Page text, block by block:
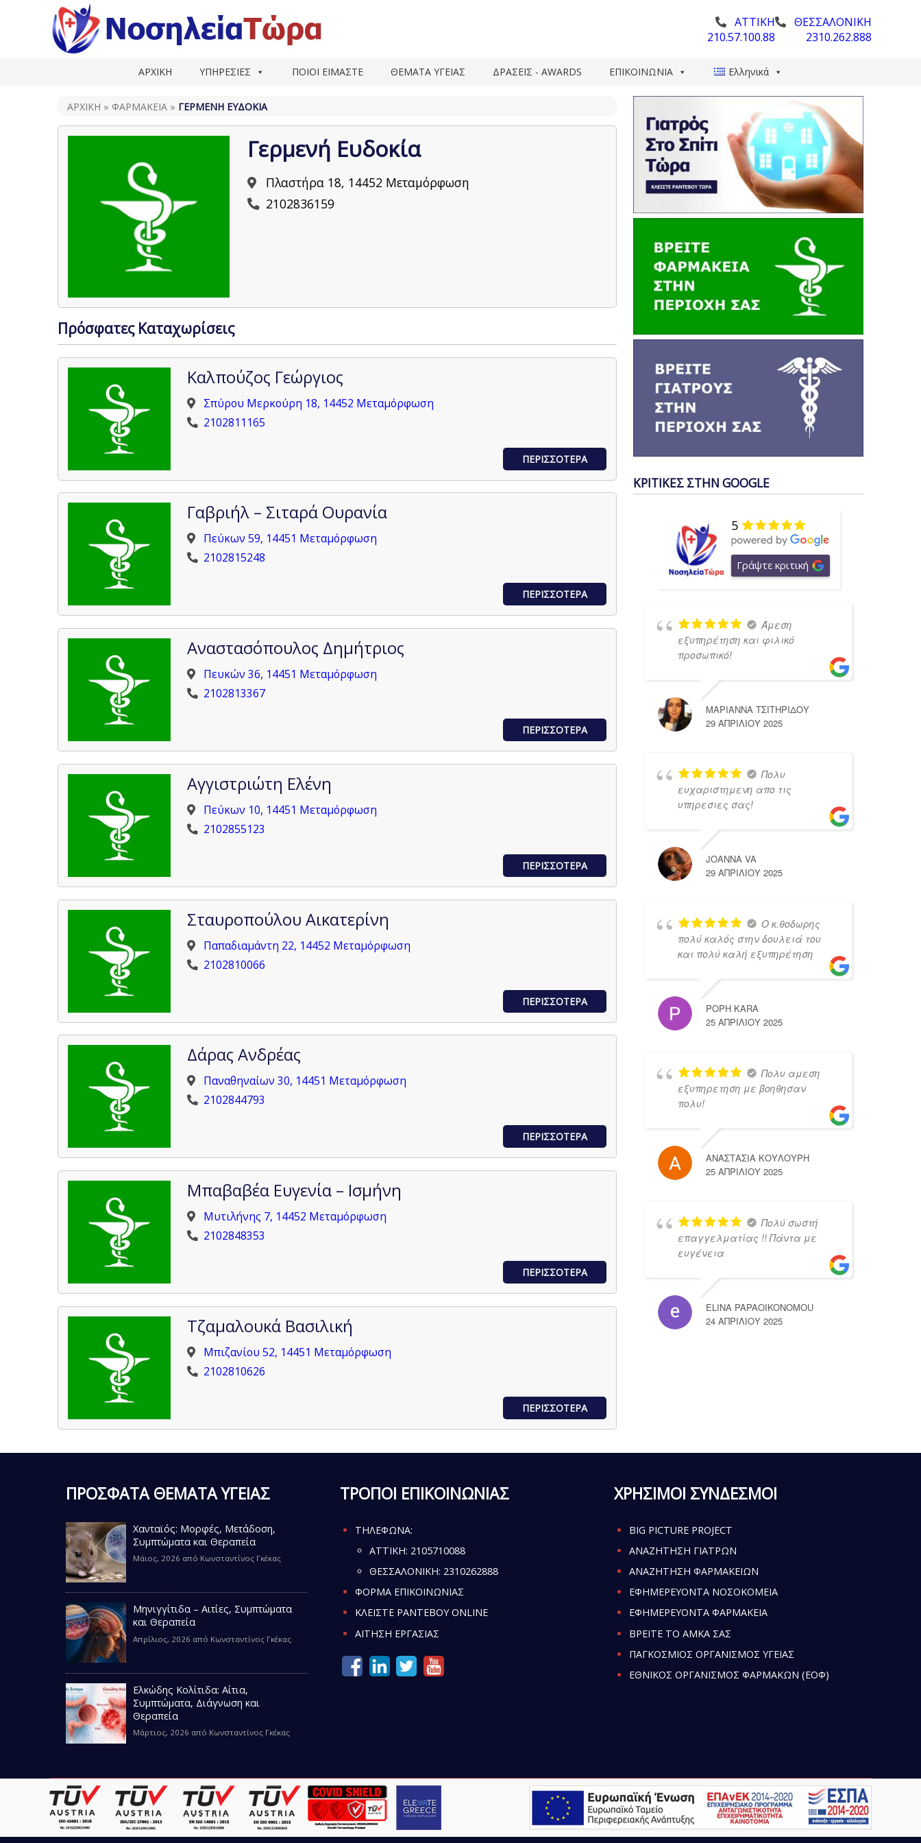
ΑΤΤΙΚΗ
210.57.100.88
ΘΕΣΣΑΛΟΝΙΚΗ
2310.262.888
ΑΡΧΙΚΗ ΥΠΗΡΕΣΙΕΣ ΠΟΙΟΙ ΕΙΜΑΣΤΕ ΘΕΜΑΤΑ ΥΓΕΙΑΣ ΔΡΑΣΕΙΣ - AWARDS ΕΠΙΚΟΙΝΩΝΙΑ Ελληνικά
ΑΡΧΙΚΗ » ΦΑΡΜΑΚΕΊΑ » ΓΕΡΜΕΝΉ ΕΥΔΟΚΊΑ
Γερμενή Ευδοκία
Πλαστήρα 18, 14452 Μεταμόρφωση
2102836159
Πρόσφατες Καταχωρίσεις
Καλπούζος Γεώργιος
Σπύρου Μερκούρη 18, 14452 Μεταμόρφωση
2102811165
ΠΕΡΙΣΣΟΤΕΡΑ
Γαβριήλ – Σιταρά Ουρανία
Πεύκων 59, 14451 Μεταμόρφωση
2102815248
ΠΕΡΙΣΣΟΤΕΡΑ
Αναστασόπουλος Δημήτριος
Πευκών 36, 14451 Μεταμόρφωση
2102813367
ΠΕΡΙΣΣΟΤΕΡΑ
Αγγιστριώτη Ελένη
Πεύκων 10, 14451 Μεταμόρφωση
2102855123
ΠΕΡΙΣΣΟΤΕΡΑ
Σταυροπούλου Αικατερίνη
Παπαδιαμάντη 22, 14452 Μεταμόρφωση
2102810066
ΠΕΡΙΣΣΟΤΕΡΑ
Δάρας Ανδρέας
Παναθηναίων 30, 14451 Μεταμόρφωση
2102844793
ΠΕΡΙΣΣΟΤΕΡΑ
Μπαβαβέα Ευγενία – Ισμήνη
Μυτιλήνης 7, 14452 Μεταμόρφωση
2102848353
ΠΕΡΙΣΣΟΤΕΡΑ
Τζαμαλουκά Βασιλική
Μπιζανίου 52, 14451 Μεταμόρφωση
2102810626
ΠΕΡΙΣΣΟΤΕΡΑ
ΚΡΙΤΙΚΕΣ ΣΤΗΝ GOOGLE
5
Γράψτε κριτική
Άμεση
εξυπηρέτηση και φιλικό
προσωπικό!
ΜΑΡΙΑΝΝΑ ΤΣΙΤΗΡΙΔΟΥ
29 ΑΠΡΙΛΊΟΥ 2025
Πολυ
ευχαριστημενη απο τις
υπηρεσιες σας!
JOANNA VA
29 ΑΠΡΙΛΊΟΥ 2025
Ο κ.θοδωρης
πολύ καλός στην δουλειά του
και πολύ καλή εξυπηρέτηση
POPH KARA
25 ΑΠΡΙΛΊΟΥ 2025
Πολυ αμεση
εξυπηρετηση με βοηθησαν
πολυ!
ΑΝΑΣΤΑΣΙΑ ΚΟΥΛΟΥΡΗ
25 ΑΠΡΙΛΊΟΥ 2025
Πολύ σωστή
επαγγελματίας !! Πάντα με
ευγένεια
ELINA PAPAOIKONOMOU
24 ΑΠΡΙΛΊΟΥ 2025
ΠΡΟΣΦΑΤΑ ΘΕΜΑΤΑ ΥΓΕΙΑΣ
Χανταϊός: Μορφές, Μετάδοση,
Συμπτώματα και Θεραπεία
Μάιος, 2026 από Κωνσταντίνος Γκέκας
Μηνιγγίτιδα – Αιτίες, Συμπτώματα
και Θεραπεία
Απρίλιος, 2026 από Κωνσταντίνος Γκέκας
Ελκώδης Κολίτιδα: Αίτια,
Συμπτώματα, Διάγνωση και
Θεραπεία
Μάρτιος, 2026 από Κωνσταντίνος Γκέκας
ΤΡΟΠΟΙ ΕΠΙΚΟΙΝΩΝΙΑΣ
ΤΗΛΕΦΩΝΑ:
ATTIKH: 2105710088
ΘΕΣΣΑΛΟΝΙΚΗ: 2310262888
ΦΟΡΜΑ ΕΠΙΚΟΙΝΩΝΙΑΣ
ΚΛΕΙΣΤΕ ΡΑΝΤΕΒΟΥ ONLINE
ΑΙΤΗΣΗ ΕΡΓΑΣΙΑΣ
ΧΡΗΣΙΜΟΙ ΣΥΝΔΕΣΜΟΙ
BIG PICTURE PROJECT
ΑΝΑΖΗΤΗΣΗ ΓΙΑΤΡΩΝ
ΑΝΑΖΗΤΗΣΗ ΦΑΡΜΑΚΕΙΩΝ
ΕΦΗΜΕΡΕΥΟΝΤΑ ΝΟΣΟΚΟΜΕΙΑ
ΕΦΗΜΕΡΕΥΟΝΤΑ ΦΑΡΜΑΚΕΙΑ
ΒΡΕΙΤΕ ΤΟ ΑΜΚΑ ΣΑΣ
ΠΑΓΚΟΣΜΙΟΣ ΟΡΓΑΝΙΣΜΟΣ ΥΓΕΙΑΣ
ΕΘΝΙΚΟΣ ΟΡΓΑΝΙΣΜΟΣ ΦΑΡΜΑΚΩΝ (ΕΟΦ)